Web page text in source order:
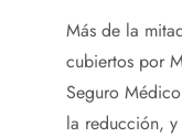
Más de la
cubiertos por
Seguro
la reducción,